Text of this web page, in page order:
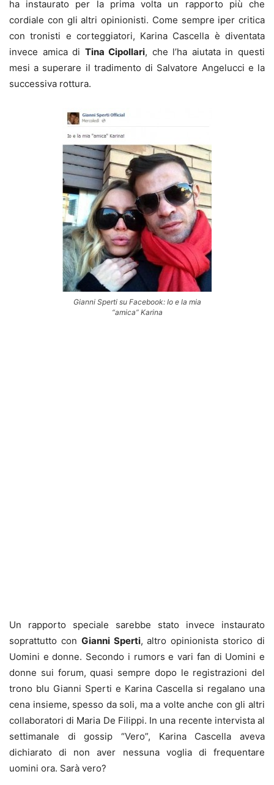
ha instaurato per la prima volta un rapporto più che
cordiale con gli altri opinionisti. Come sempre iper critica
con tronisti e corteggiatori, Karina Cascella è diventata
invece amica di Tina Cipollari, che l’ha aiutata in questi
mesi a superare il tradimento di Salvatore Angelucci e la
successiva rottura.
Gianni Sperti su Facebook: Io e la mia
“amica” Karina
Un rapporto speciale sarebbe stato invece instaurato
soprattutto con Gianni Sperti, altro opinionista storico di
Uomini e donne. Secondo i rumors e vari fan di Uomini e
donne sui forum, quasi sempre dopo le registrazioni del
trono blu Gianni Sperti e Karina Cascella si regalano una
cena insieme, spesso da soli, ma a volte anche con gli altri
collaboratori di Maria De Filippi. In una recente intervista al
settimanale di gossip “Vero”, Karina Cascella aveva
dichiarato di non aver nessuna voglia di frequentare
uomini ora. Sarà vero?